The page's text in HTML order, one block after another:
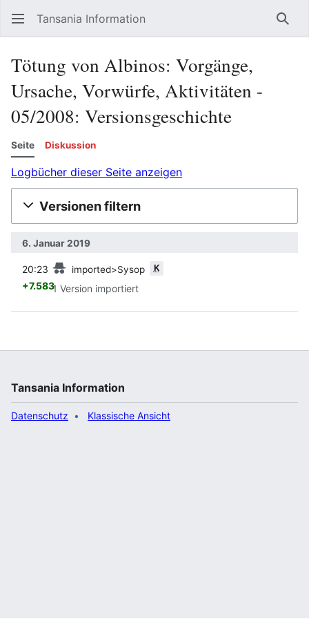
Tansania Information
Tötung von Albinos: Vorgänge,
Ursache, Vorwürfe, Aktivitäten -
05/2008: Versionsgeschichte
Seite Diskussion
Logbücher dieser Seite anzeigen
Versionen filtern
6. Januar 2019
20:23 imported>Sysop K
+7.5831 Version importiert
Tansania Information
Datenschutz Klassische Ansicht